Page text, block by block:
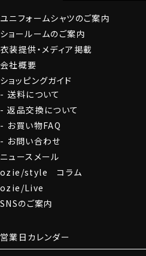
ユニフォームシャツのご案内
ショールームのご案内
衣装提供・メディア掲載
会社概要
ショッピングガイド
送料について
返品交換について
お買い物FAQ
お問い合わせ
ニュースメール
ozie/style コラム
ozie/Live
SNSのご案内
営業日カレンダー